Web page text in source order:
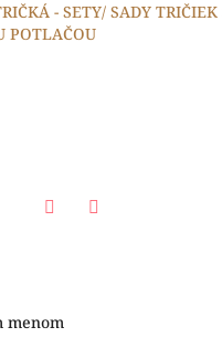
- SETY/ SADY TRIČIEK
POTLAČOU
menom